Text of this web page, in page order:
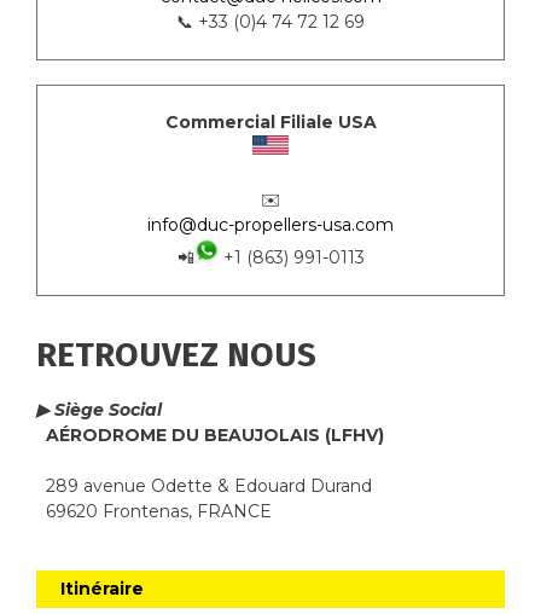
📞 +33 (0)4 74 72 12 69
Commercial Filiale USA
✉️
info@duc-propellers-usa.com
📲
+1 (863) 991-0113
RETROUVEZ NOUS
▶ Siège Social
AÉRODROME DU BEAUJOLAIS (LFHV)
289 avenue Odette & Edouard Durand
69620 Frontenas, FRANCE
Itinéraire